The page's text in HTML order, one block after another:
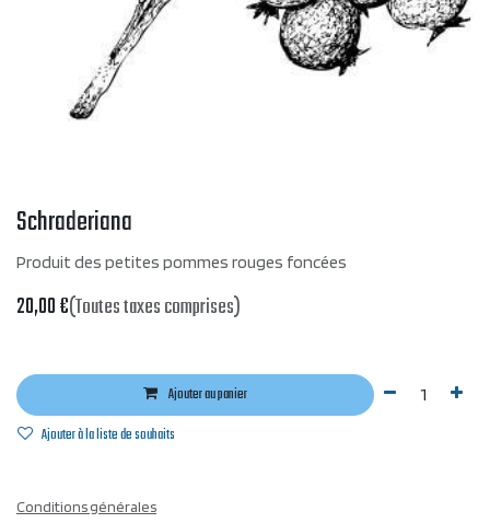
Schraderiana
Produit des petites pommes rouges foncées
20,00€(Toutes taxes comprises)
Ajouter au panier
Ajouter à la liste de souhaits
Conditions générales